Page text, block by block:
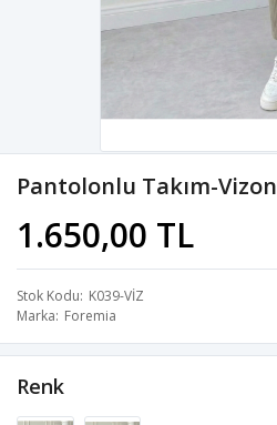
Pantolonlu Takım-Vizon
1.650,00 TL
Stok Kodu K039-VİZ
Marka Foremia
Renk